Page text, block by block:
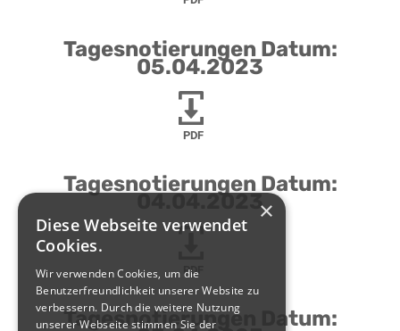
Tagesnotierungen Datum:
05.04.2023
PDF
Tagesnotierungen Datum:
04.04.2023
PDF
Tagesnotierungen Datum:
×
Diese Webseite verwendet
Cookies.
Wir verwenden Cookies, um die
Benutzerfreundlichkeit unserer Website zu
verbessern. Durch die weitere Nutzung
unserer Webseite stimmen Sie der